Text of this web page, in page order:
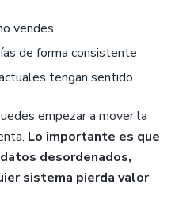
vendes
de forma consistente
tengan sentido
empezar a mover la
Lo importante es que
desordenados,
sistema pierda valor